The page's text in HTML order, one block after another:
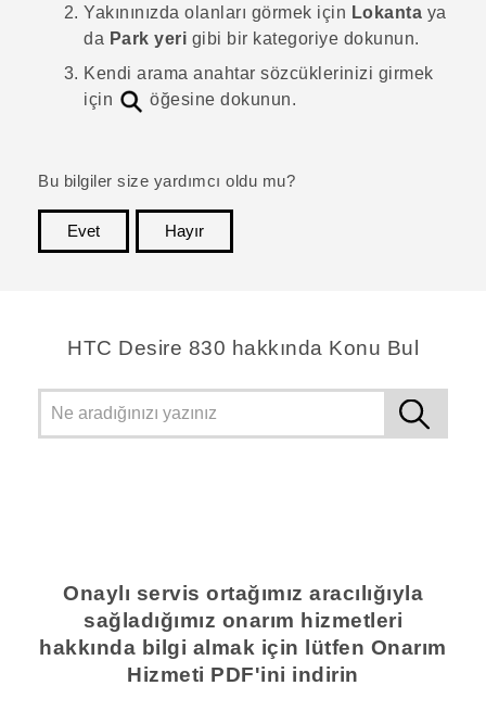
Yakınınızda olanları görmek için Lokanta ya
da Park yeri gibi bir kategoriye dokunun.
Kendi arama anahtar sözcüklerinizi girmek
için
öğesine dokunun.
Bu bilgiler size yardımcı oldu mu?
Evet
Hayır
HTC Desire 830 hakkında Konu Bul
Onaylı servis ortağımız aracılığıyla
sağladığımız onarım hizmetleri
hakkında bilgi almak için lütfen Onarım
Hizmeti PDF'ini indirin